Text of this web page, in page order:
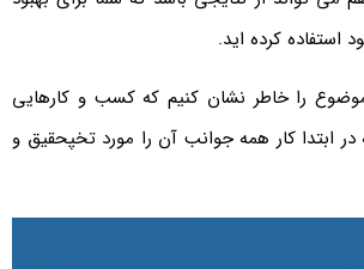
کرده اید.
را خاطر نشان کنیم که کسب و کارهایی
ابتدا کار همه جوانب آن را مورد تخپحقیق و